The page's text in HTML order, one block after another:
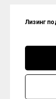
Лизинг